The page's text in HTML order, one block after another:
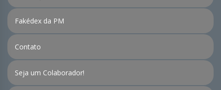
Fakédex da PM
Contato
Seja um Colaborador!